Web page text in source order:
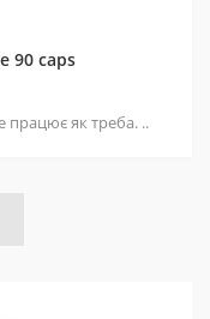
90 caps
працює як треба. ..